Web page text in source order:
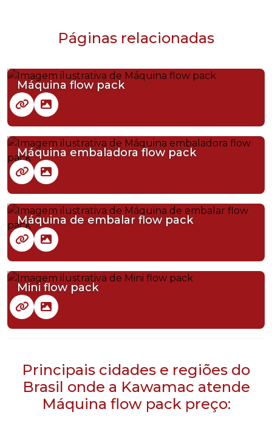
Páginas relacionadas
Máquina flow pack
Máquina embaladora flow pack
Máquina de embalar flow pack
Mini flow pack
Principais cidades e regiões do
Brasil onde a Kawamac atende
Máquina flow pack preço: